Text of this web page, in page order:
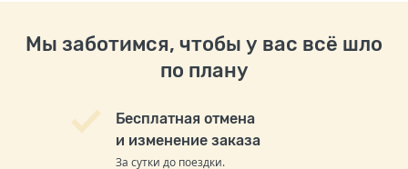
Мы заботимся, чтобы у вас всё шло
по плану
Бесплатная отмена
и изменение заказа
За сутки до поездки.